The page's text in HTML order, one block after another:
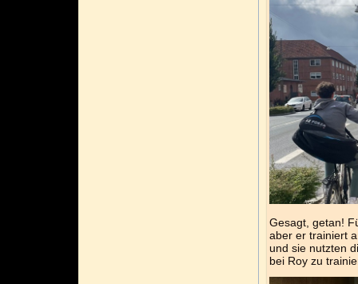
Gesagt, getan!
aber er trainiert
und sie nutzten
bei Roy zu